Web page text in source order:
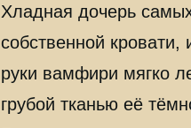
Хладная дочерь
собственной кровати,
руки вамфири мягко
грубой тканью её